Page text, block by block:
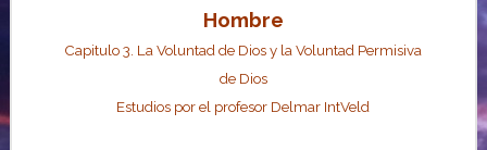
Hombre
Capitulo 3. La Voluntad de Dios y la Voluntad Permisiva
de Dios
Estudios por el profesor Delmar IntVeld